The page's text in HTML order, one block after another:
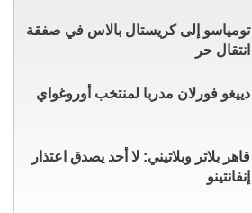
تومياسو إلى كريستال بالاس في صفقة
انتقال حر
دييغو فورلان مدربا لمنتخب أوروغواي
قاهر بلاتر وبلاتيني: لا أحد يصدق اعتذار
إنفانتينو